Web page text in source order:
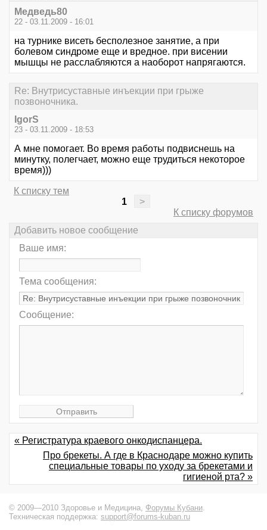
Медведь80
22 - 03.11.2009 - 16:01
на турнике висеть бесполезное занятие, а при
болевом синдроме еще и вредное. при висении
мышцы не расслабляются а наоборот напрягаются.
Re: Внутрисуставные инъекции при грыже
позвоночника.
IgorS
23 - 03.11.2009 - 18:53
А мне помогает. Во время работы подвиснешь на
минутку, полегчает, можно еще трудиться некоторое
время)))
К списку тем
1
>
К списку форумов
Добавить новое сообщение
Ваше имя:
Тема сообщения:
Сообщение:
« Регистратура краевого онкодиспанцера.
Про брекеты. А где в Краснодаре можно купить
специальные товары по уходу за брекетами и
гигиеной рта? »
© 2009—2010 Здоровье и Медицина, Форумы Кубани
Техническая поддержка: support@forums-kuban.ru